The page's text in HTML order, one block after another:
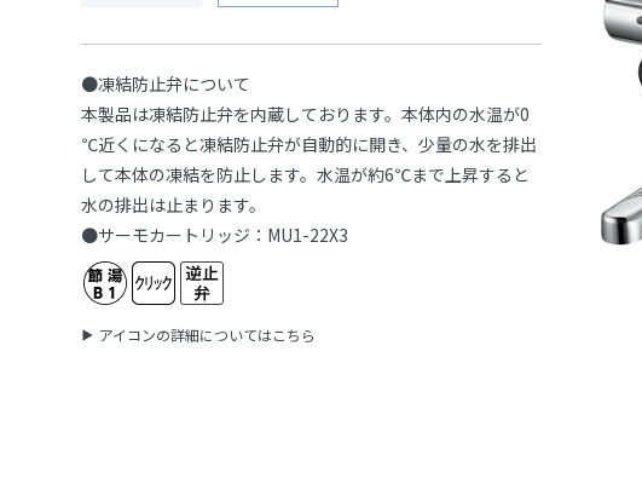
●凍結防止弁について
本製品は凍結防止弁を内蔵しております。本体内の水温が0
℃近くになると凍結防止弁が自動的に開き、少量の水を排出
して本体の凍結を防止します。水温が約6℃まで上昇すると
水の排出は止まります。
●サーモカートリッジ：MU1-22X3
アイコンの詳細についてはこちら